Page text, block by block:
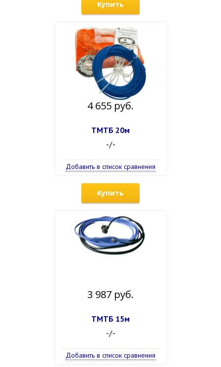
Купить
4 655 руб.
ТМТБ 20м
-/-
Добавить в список сравнения
Купить
3 987 руб.
ТМТБ 15м
-/-
Добавить в список сравнения